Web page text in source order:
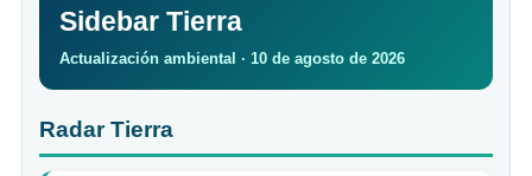
Sidebar Tierra
Actualización ambiental · 10 de agosto de 2026
Radar Tierra